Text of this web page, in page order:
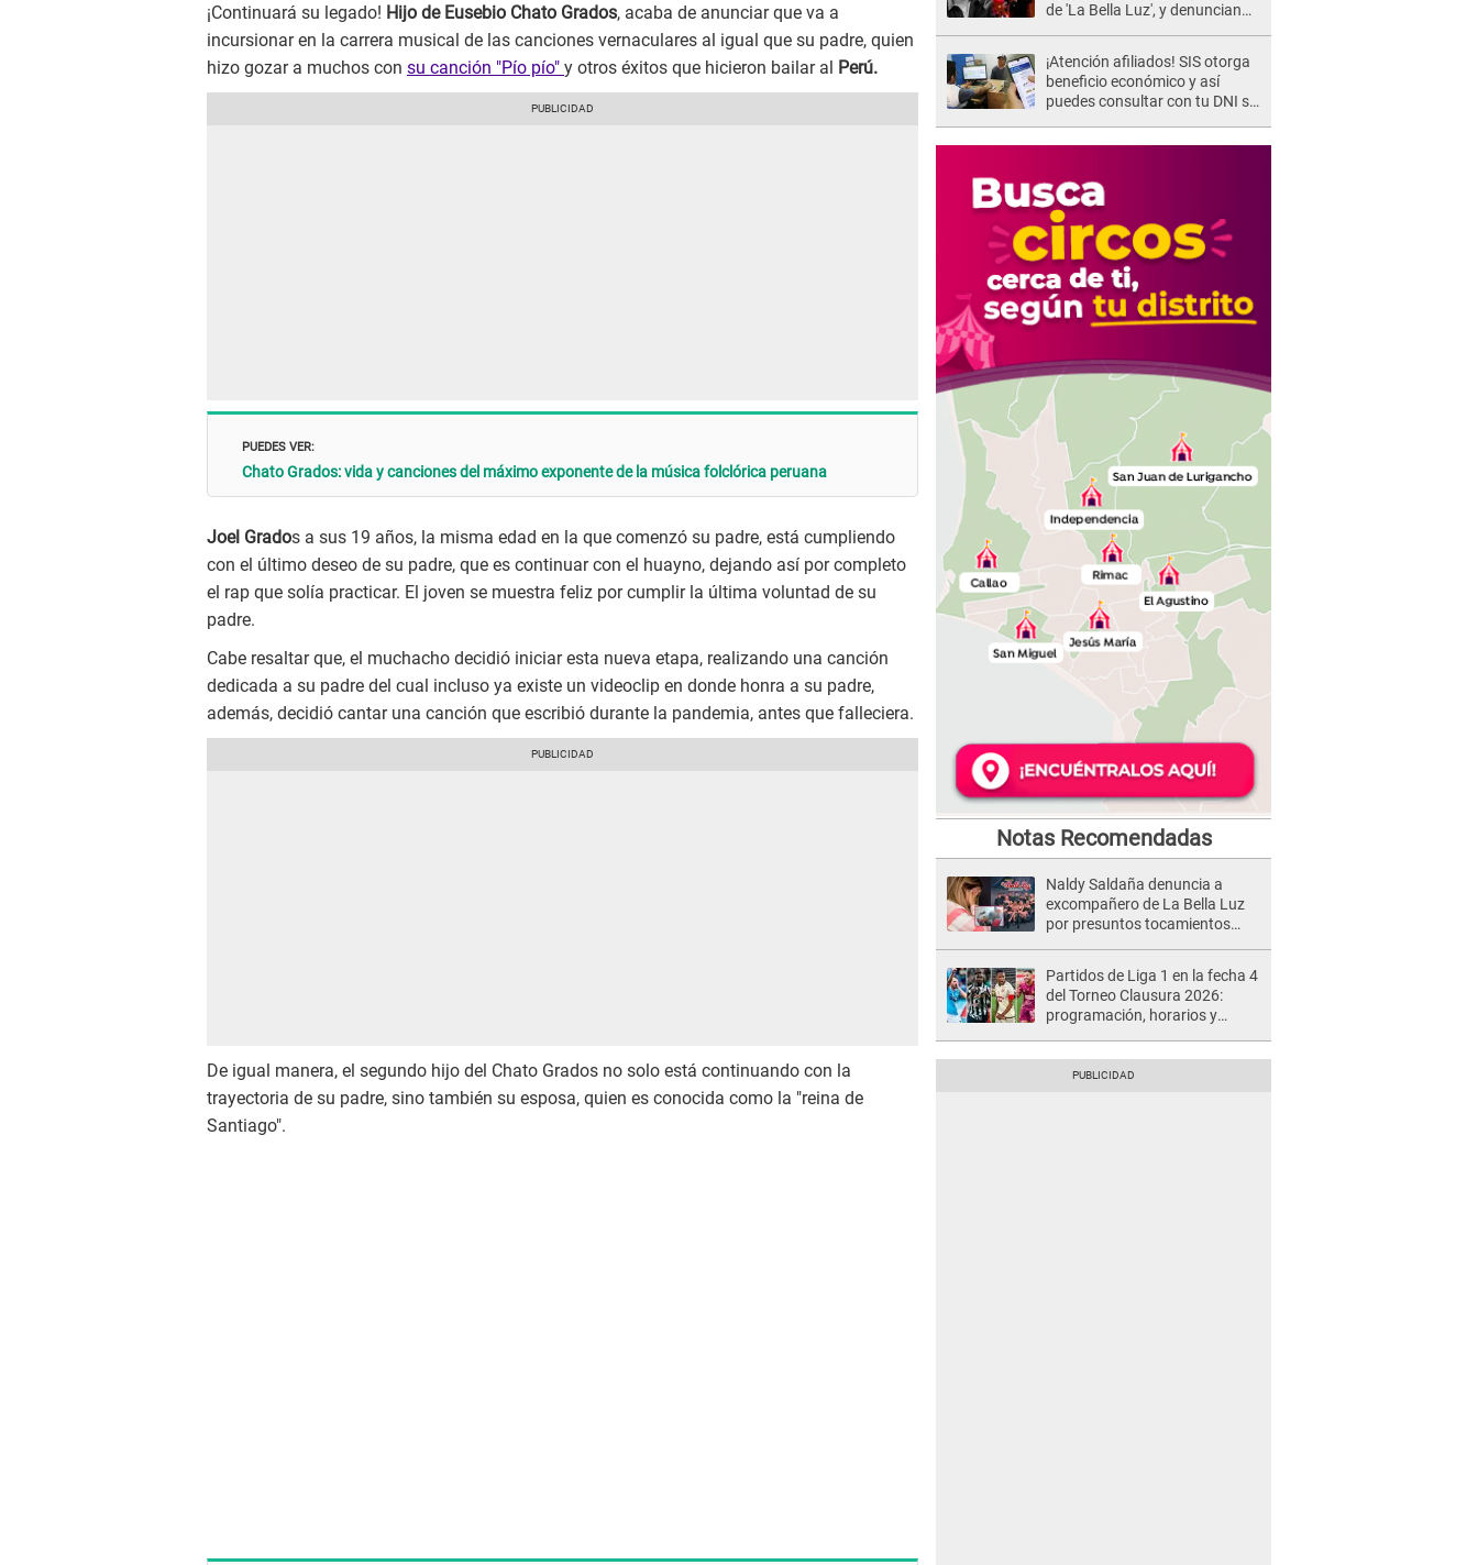
¡Continuará su legado! Hijo de Eusebio Chato Grados, acaba de anunciar que va a
incursionar en la carrera musical de las canciones vernaculares al igual que su padre, quien
hizo gozar a muchos con su canción "Pío pío" y otros éxitos que hicieron bailar al Perú.
PUEDES VER:
Chato Grados: vida y canciones del máximo exponente de la música folclórica peruana
Joel Grados a sus 19 años, la misma edad en la que comenzó su padre, está cumpliendo
con el último deseo de su padre, que es continuar con el huayno, dejando así por completo
el rap que solía practicar. El joven se muestra feliz por cumplir la última voluntad de su
padre.
Cabe resaltar que, el muchacho decidió iniciar esta nueva etapa, realizando una canción
dedicada a su padre del cual incluso ya existe un videoclip en donde honra a su padre,
además, decidió cantar una canción que escribió durante la pandemia, antes que falleciera.
De igual manera, el segundo hijo del Chato Grados no solo está continuando con la
trayectoria de su padre, sino también su esposa, quien es conocida como la "reina de
Santiago".
de 'La Bella Luz', y denuncian
¡Atención afiliados! SIS otorga
beneficio económico y así
puedes consultar con tu DNI si
Notas Recomendadas
Naldy Saldaña denuncia a
excompañero de La Bella Luz
por presuntos tocamientos
Partidos de Liga 1 en la fecha 4
del Torneo Clausura 2026:
programación, horarios y